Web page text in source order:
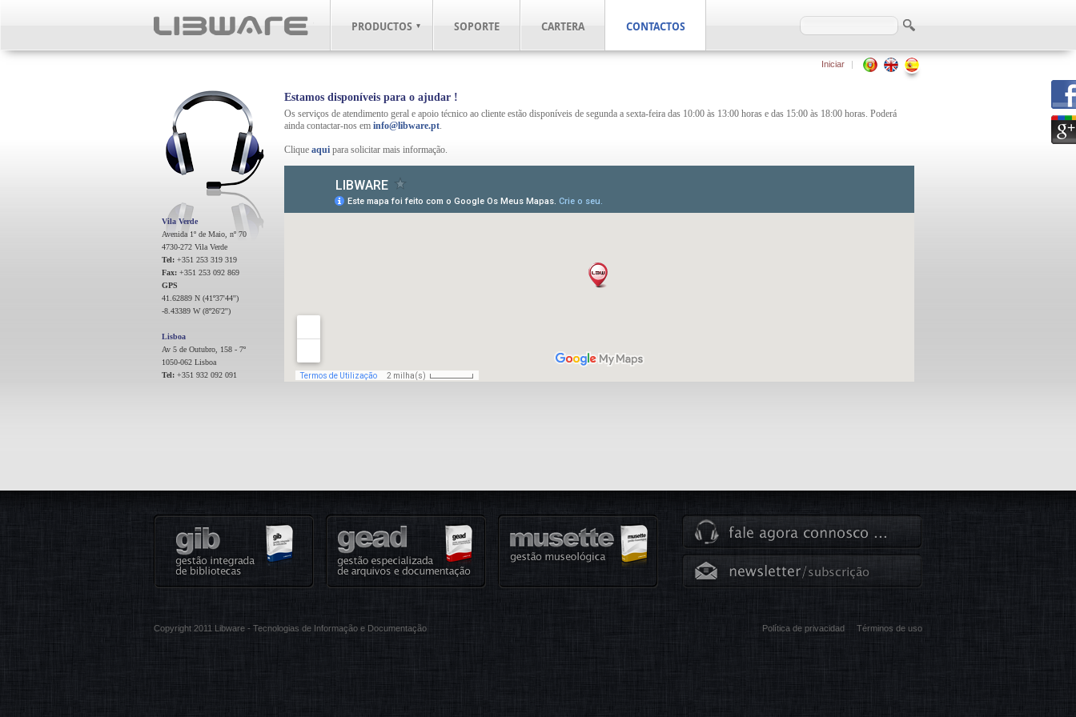
PRODUCTOS SOPORTE CARTERA CONTACTOS
Iniciar |
Vila Verde
Avenida 1º de Maio, nº 70
4730-272 Vila Verde
Tel: +351 253 319 319
Fax: +351 253 092 869
GPS
41.62889 N (41º37'44'')
-8.43389 W (8º26'2'')
Lisboa
Av 5 de Outubro, 158 - 7º
1050-062 Lisboa
Tel: +351 932 092 091
Estamos disponíveis para o ajudar !
Os serviços de atendimento geral e apoio técnico ao cliente estão disponíveis de segunda a sexta-feira das 10:00 às 13:00 horas e das 15:00 às 18:00 horas. Poderá
ainda contactar-nos em info@libware.pt.
Clique aqui para solicitar mais informação.
Copyright 2011 Libware - Tecnologias de Informação e Documentação Términos de uso
Política de privacidad